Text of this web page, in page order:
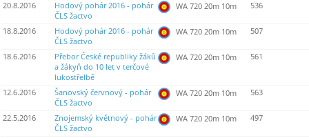
20.8.2016
Hodový pohár 2016 - pohár
ČLS žactvo
WA 720 20m 10m 536
18.8.2016
Hodový pohár 2016 - pohár
ČLS žactvo
WA 720 20m 10m 507
18.6.2016
Přebor České republiky žáků
a žákyň do 10 let v terčové
lukostřelbě
WA 720 20m 10m 561
12.6.2016
Šanovský červnový - pohár
ČLS žactvo
WA 720 20m 10m 563
22.5.2016
Znojemský květnový - pohár
ČLS žactvo
WA 720 20m 10m 497